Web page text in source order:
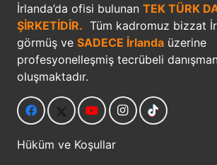
İrlanda’da ofisi bulunan TEK TÜRK
ŞİRKETİDİR. Tüm kadromuz bizzat
görmüş ve SADECE İrlanda üzerine
profesyonelleşmiş tecrübeli
oluşmaktadır.
Hüküm ve Koşullar